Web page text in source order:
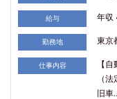
給与 年収
勤務地 東京
仕事内容
【
（
旧車